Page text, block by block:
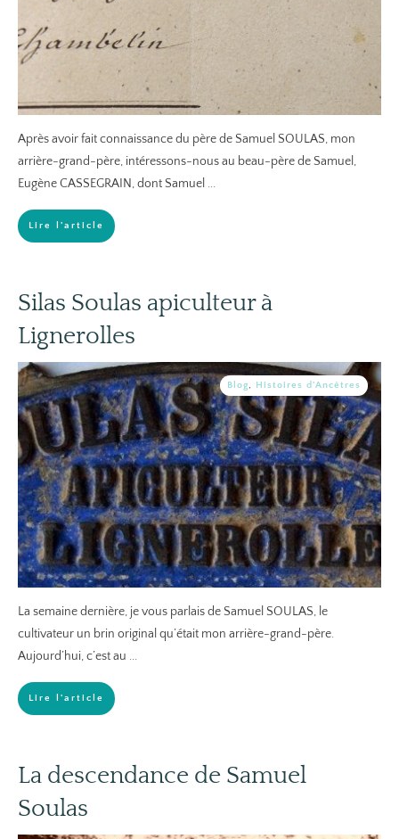
Après avoir fait connaissance du père de Samuel SOULAS, mon
arrière-grand-père, intéressons-nous au beau-père de Samuel,
Eugène CASSEGRAIN, dont Samuel ...
Lire l'article
Silas Soulas apiculteur à
Lignerolles
Blog, Histoires d'Ancêtres
La semaine dernière, je vous parlais de Samuel SOULAS, le
cultivateur un brin original qu’était mon arrière-grand-père.
Aujourd’hui, c’est au ...
Lire l'article
La descendance de Samuel
Soulas